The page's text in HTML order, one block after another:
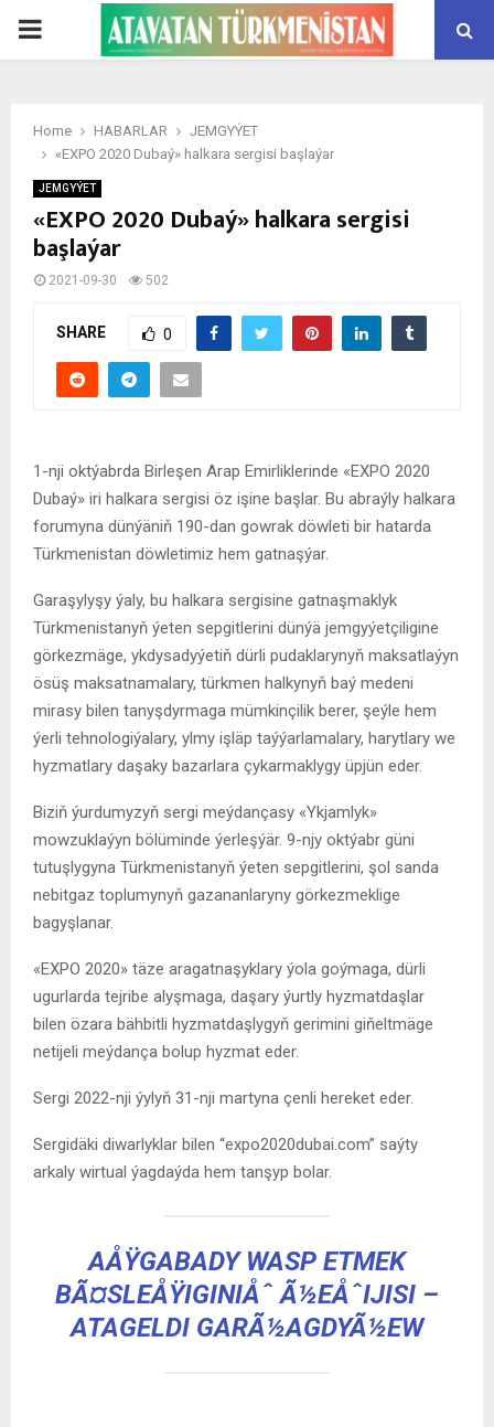
PRIMARY
Home HABARLAR
JEMGYÝET
«EXPO 2020 Dubaý» halkara sergisi başlaýar
JEMGYÝET
«EXPO 2020 Dubaý» halkara sergisi
başlaýar
2021-09-30 502
SHARE 0
1-nji oktýabrda Birleşen Arap Emirliklerinde «EXPO 2020
Dubaý» iri halkara sergisi öz işine başlar. Bu abraýly halkara
forumyna dünýäniň 190-dan gowrak döwleti bir hatarda
Türkmenistan döwletimiz hem gatnaşýar.
Garaşylyşy ýaly, bu halkara sergisine gatnaşmaklyk
Türkmenistanyň ýeten sepgitlerini dünýä jemgyýetçiligine
görkezmäge, ykdysadyýetiň dürli pudaklarynyň maksatlaýyn
ösüş maksatnamalary, türkmen halkynyň baý medeni
mirasy bilen tanyşdyrmaga mümkinçilik berer, şeýle hem
ýerli tehnologiýalary, ylmy işläp taýýarlamalary, harytlary we
hyzmatlary daşaky bazarlara çykarmaklygy üpjün eder.
Biziň ýurdumyzyň sergi meýdançasy «Ykjamlyk»
mowzuklaýyn bölüminde ýerleşýär. 9-njy oktýabr güni
tutuşlygyna Türkmenistanyň ýeten sepgitlerini, şol sanda
nebitgaz toplumynyň gazananlaryny görkezmeklige
bagyşlanar.
«EXPO 2020» täze aragatnaşyklary ýola goýmaga, dürli
ugurlarda tejribe alyşmaga, daşary ýurtly hyzmatdaşlar
bilen özara bähbitli hyzmatdaşlygyň gerimini giňeltmäge
netijeli meýdança bolup hyzmat eder.
Sergi 2022-nji ýylyň 31-nji martyna çenli hereket eder.
Sergidäki diwarlyklar bilen “expo2020dubai.com” saýty
arkaly wirtual ýagdaýda hem tanşyp bolar.
AÅŸGABADY WASP ETMEK
BÃ¤SLEÅŸIGINIÅˆ Ã½EÅˆIJISI –
ATAGELDI GARÃ½AGDYÃ½EW